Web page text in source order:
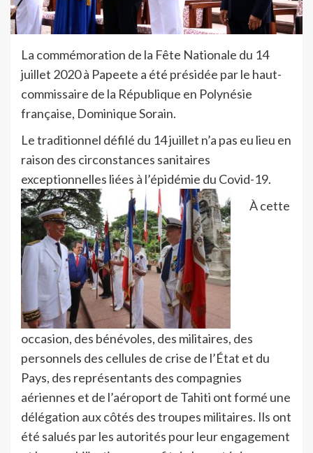
La commémoration de la Fête Nationale du 14
juillet 2020 à Papeete a été présidée par le haut-
commissaire de la République en Polynésie
française, Dominique Sorain.
Le traditionnel défilé du 14 juillet n’a pas eu lieu en
raison des circonstances sanitaires
exceptionnelles liées à l’épidémie du Covid-19.
À cette
occasion, des bénévoles, des militaires, des
personnels des cellules de crise de l’État et du
Pays, des représentants des compagnies
aériennes et de l’aéroport de Tahiti ont formé une
délégation aux côtés des troupes militaires. Ils ont
été salués par les autorités pour leur engagement